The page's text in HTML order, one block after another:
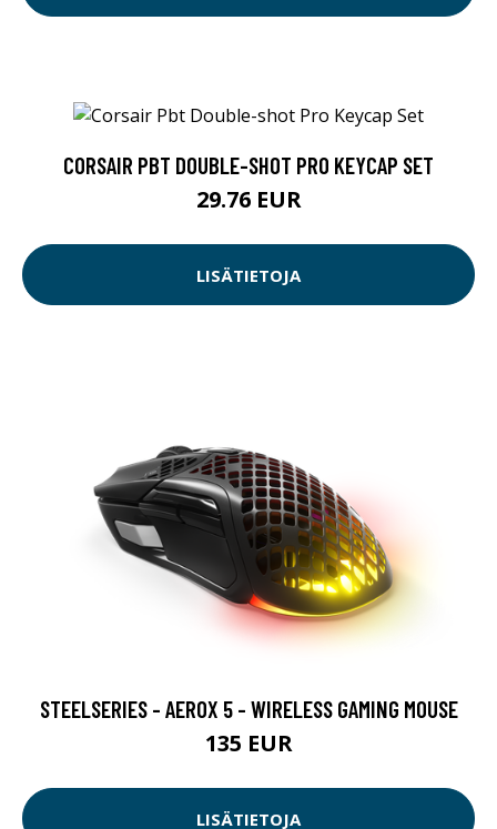
CORSAIR PBT DOUBLE-SHOT PRO KEYCAP SET
29.76 EUR
LISÄTIETOJA
STEELSERIES - AEROX 5 - WIRELESS GAMING MOUSE
135 EUR
LISÄTIETOJA